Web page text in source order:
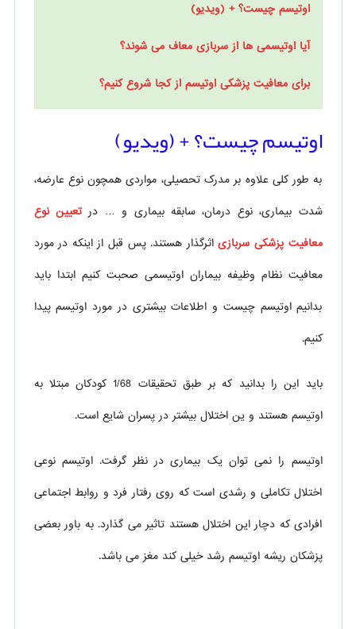
اوتیسم چیست؟ + (ویدیو)
آیا اوتیسمی ها از سربازی معاف می شوند؟
برای معافیت پزشکی اوتیسم از کجا شروع کنیم؟
اوتیسم چیست؟ + (ویدیو)
به طور کلی علاوه بر مدرک تحصیلی، مواردی همچون نوع عارضه،
شدت بیماری، نوع درمان، سابقه بیماری و … درتعیین نوع
معافیت پزشکی سربازیاثرگذار هستند. پس قبل از اینکه در مورد
معافیت نظام وظیفه بیماران اوتیسمی صحبت کنیم ابتدا باید
بدانیم اوتیسم چیست و اطلاعات بیشتری در مورد اوتیسم پیدا
کنیم.
باید این را بدانید که بر طبق تحقیقات 1/68 کودکان مبتلا به
اوتیسم هستند و ین اختلال بیشتر در پسران شایع است.
اوتیسم را نمی توان یک بیماری در نظر گرفت. اوتیسم نوعی
اختلال تکاملی و رشدی است که روی رفتار فرد و روابط اجتماعی
افرادی که دچار این اختلال هستند تاثیر می گذارد. به باور بعضی
پزشکان ریشه اوتیسم رشد خیلی کند مغز می باشد.